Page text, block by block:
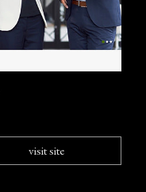
visit site